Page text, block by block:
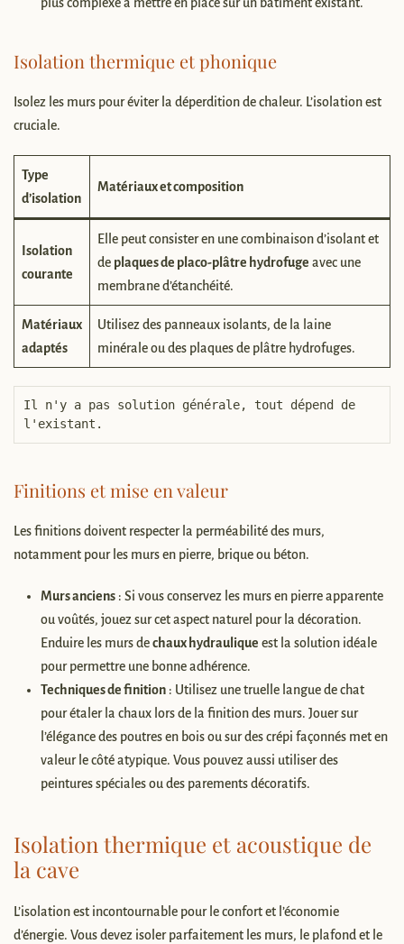
plus complexe à mettre en place sur un bâtiment existant.
Isolation thermique et phonique
Isolez les murs pour éviter la déperdition de chaleur. L’isolation est
cruciale.
Type
d’isolation
Matériaux et composition
Isolation
courante
Elle peut consister en une combinaison d’isolant et
de plaques de placo-plâtre hydrofuge avec une
membrane d’étanchéité.
Matériaux
adaptés
Utilisez des panneaux isolants, de la laine
minérale ou des plaques de plâtre hydrofuges.
Il n'y a pas solution générale, tout dépend de
l'existant.
Finitions et mise en valeur
Les finitions doivent respecter la perméabilité des murs,
notamment pour les murs en pierre, brique ou béton.
Murs anciens : Si vous conservez les murs en pierre apparente
ou voûtés, jouez sur cet aspect naturel pour la décoration.
Enduire les murs dechaux hydraulique est la solution idéale
pour permettre une bonne adhérence.
Techniques de finition : Utilisez une truelle langue de chat
pour étaler la chaux lors de la finition des murs. Jouer sur
l’élégance des poutres en bois ou sur des crépi façonnés met en
valeur le côté atypique. Vous pouvez aussi utiliser des
peintures spéciales ou des parements décoratifs.
Isolation thermique et acoustique de
la cave
L’isolation est incontournable pour le confort et l’économie
d’énergie. Vous devez isoler parfaitement les murs, le plafond et le